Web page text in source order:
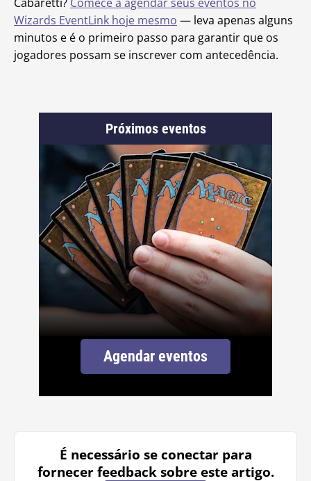
Wizards EventLink hoje mesmo — leva apenas alguns
minutos e é o primeiro passo para garantir que os
jogadores possam se inscrever com antecedência.
Próximos eventos
Agendar eventos
É necessário se conectar para
fornecer feedback sobre este artigo.